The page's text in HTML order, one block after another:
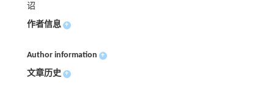
诏
作者信息 +
Author information +
文章历史 +